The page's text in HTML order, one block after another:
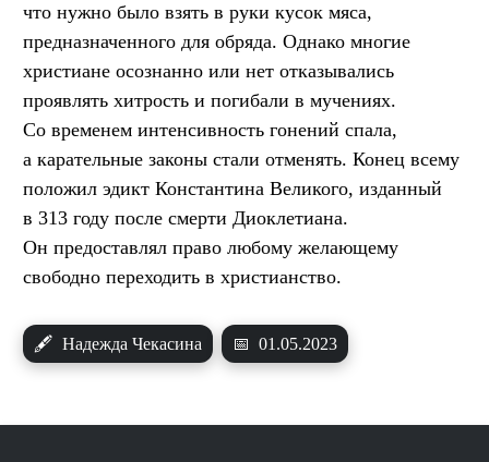
что нужно было взять в руки кусок мяса,
предназначенного для обряда. Однако многие
христиане осознанно или нет отказывались
проявлять хитрость и погибали в мучениях.
Со временем интенсивность гонений спала,
а карательные законы стали отменять. Конец всему
положил эдикт Константина Великого, изданный
в 313 году после смерти Диоклетиана.
Он предоставлял право любому желающему
свободно переходить в христианство.
🖋 Надежда Чекасина 📅 01.05.2023